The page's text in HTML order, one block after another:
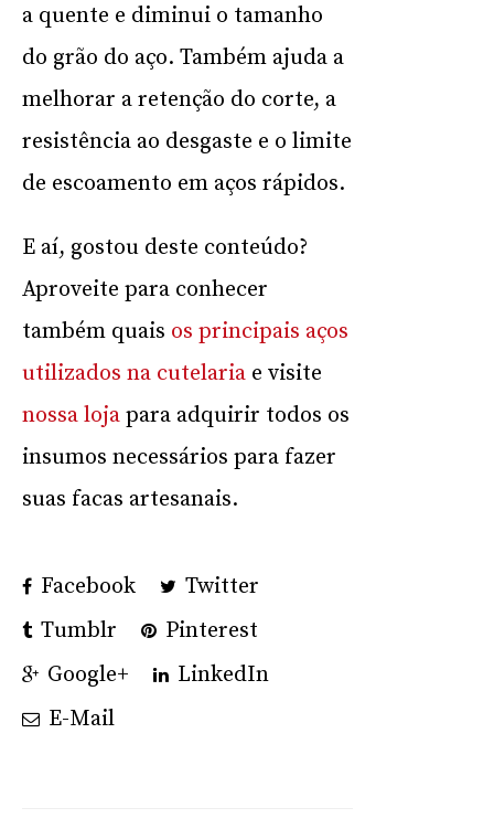
a quente e diminui o tamanho
do grão do aço. Também ajuda a
melhorar a retenção do corte, a
resistência ao desgaste e o limite
de escoamento em aços rápidos.
E aí, gostou deste conteúdo?
Aproveite para conhecer
também quais os principais aços
utilizados na cutelaria e visite
nossa loja para adquirir todos os
insumos necessários para fazer
suas facas artesanais.
Facebook
Twitter
Tumblr
Pinterest
Google+
LinkedIn
E-Mail